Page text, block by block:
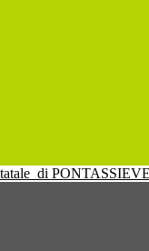
di PONTASSIEVE